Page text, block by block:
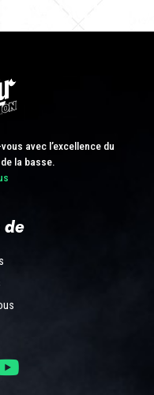
avec l’excellence du
la basse.
de